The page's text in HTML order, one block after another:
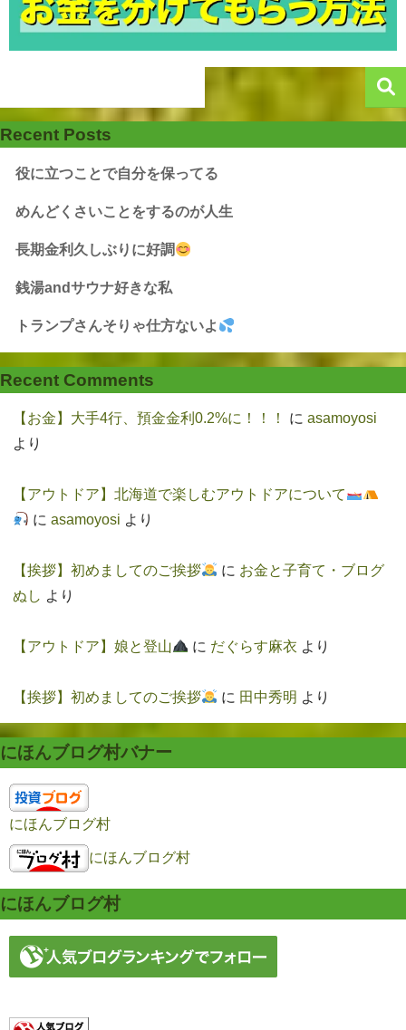
Recent Posts
役に立つことで自分を保ってる
めんどくさいことをするのが人生
長期金利久しぶりに好調
銭湯andサウナ好きな私
トランプさんそりゃ仕方ないよ
Recent Comments
【お金】大手4行、預金金利0.2%に！！！ に asamoyosi
より
【アウトドア】北海道で楽しむアウトドアについて
に asamoyosi より
【挨拶】初めましてのご挨拶 に お金と子育て・ブログ
ぬし より
【アウトドア】娘と登山 に だぐらす麻衣 より
【挨拶】初めましてのご挨拶 に 田中秀明 より
にほんブログ村バナー
にほんブログ村
にほんブログ村
にほんブログ村